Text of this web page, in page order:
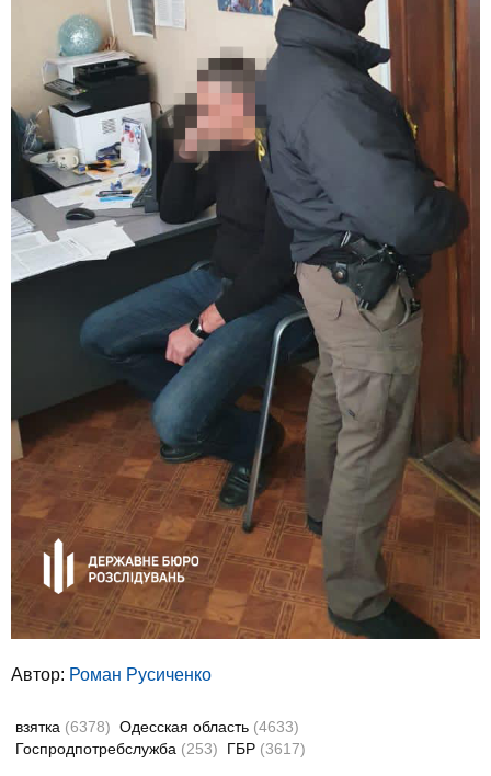
Автор: Роман Русиченко
взятка (6378) Одесская область (4633)
Госпродпотребслужба (253) ГБР (3617)